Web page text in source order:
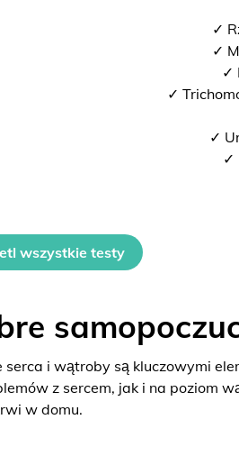
✓
✓
✓
✓
✓
✓
wszystkie testy
serca i wątroby są kluczowymi
z sercem, jak i na poziom
w domu.